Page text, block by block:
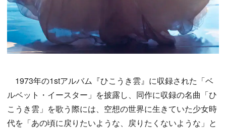
1973年の1stアルバム『ひこうき雲』に収録された「ベ
ルベット・イースター」を披露し、同作に収録の名曲「ひ
こうき雲」を歌う際には、空想の世界に生きていた少女時
代を「あの頃に戻りたいような、戻りたくないような」と